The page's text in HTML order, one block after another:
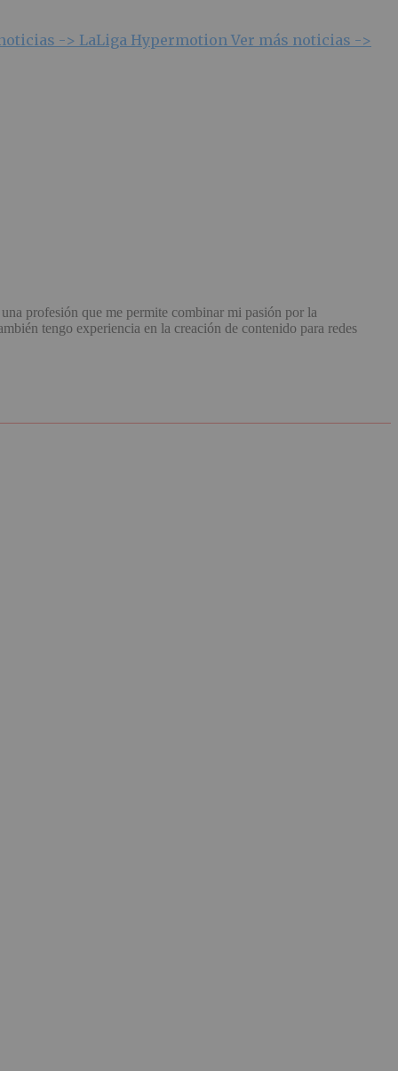
-> LaLiga Hypermotion Ver más noticias ->
profesión que me permite combinar mi pasión por la
tengo experiencia en la creación de contenido para redes